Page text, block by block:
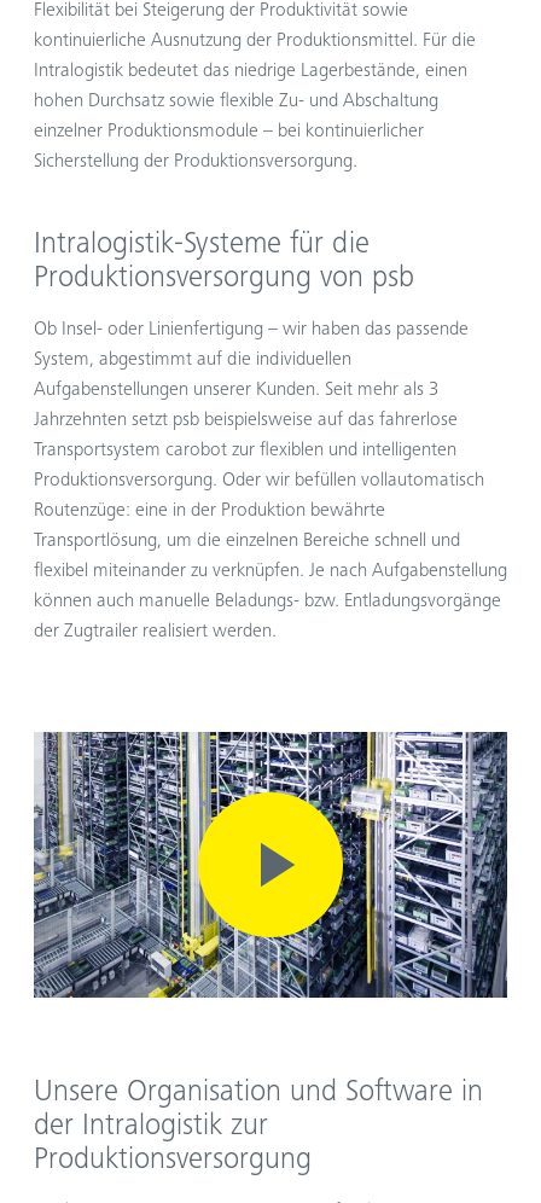
Flexibilität bei Steigerung der Produktivität sowie
kontinuierliche Ausnutzung der Produktionsmittel. Für die
Intralogistik bedeutet das niedrige Lagerbestände, einen
hohen Durchsatz sowie flexible Zu- und Abschaltung
einzelner Produktionsmodule – bei kontinuierlicher
Sicherstellung der Produktionsversorgung.
Intralogistik-Systeme für die
Produktionsversorgung von psb
Ob Insel- oder Linienfertigung – wir haben das passende
System, abgestimmt auf die individuellen
Aufgabenstellungen unserer Kunden. Seit mehr als 3
Jahrzehnten setzt psb beispielsweise auf das fahrerlose
Transportsystem carobot zur flexiblen und intelligenten
Produktionsversorgung. Oder wir befüllen vollautomatisch
Routenzüge: eine in der Produktion bewährte
Transportlösung, um die einzelnen Bereiche schnell und
flexibel miteinander zu verknüpfen. Je nach Aufgabenstellung
können auch manuelle Beladungs- bzw. Entladungsvorgänge
der Zugtrailer realisiert werden.
Unsere Organisation und Software in
der Intralogistik zur
Produktionsversorgung